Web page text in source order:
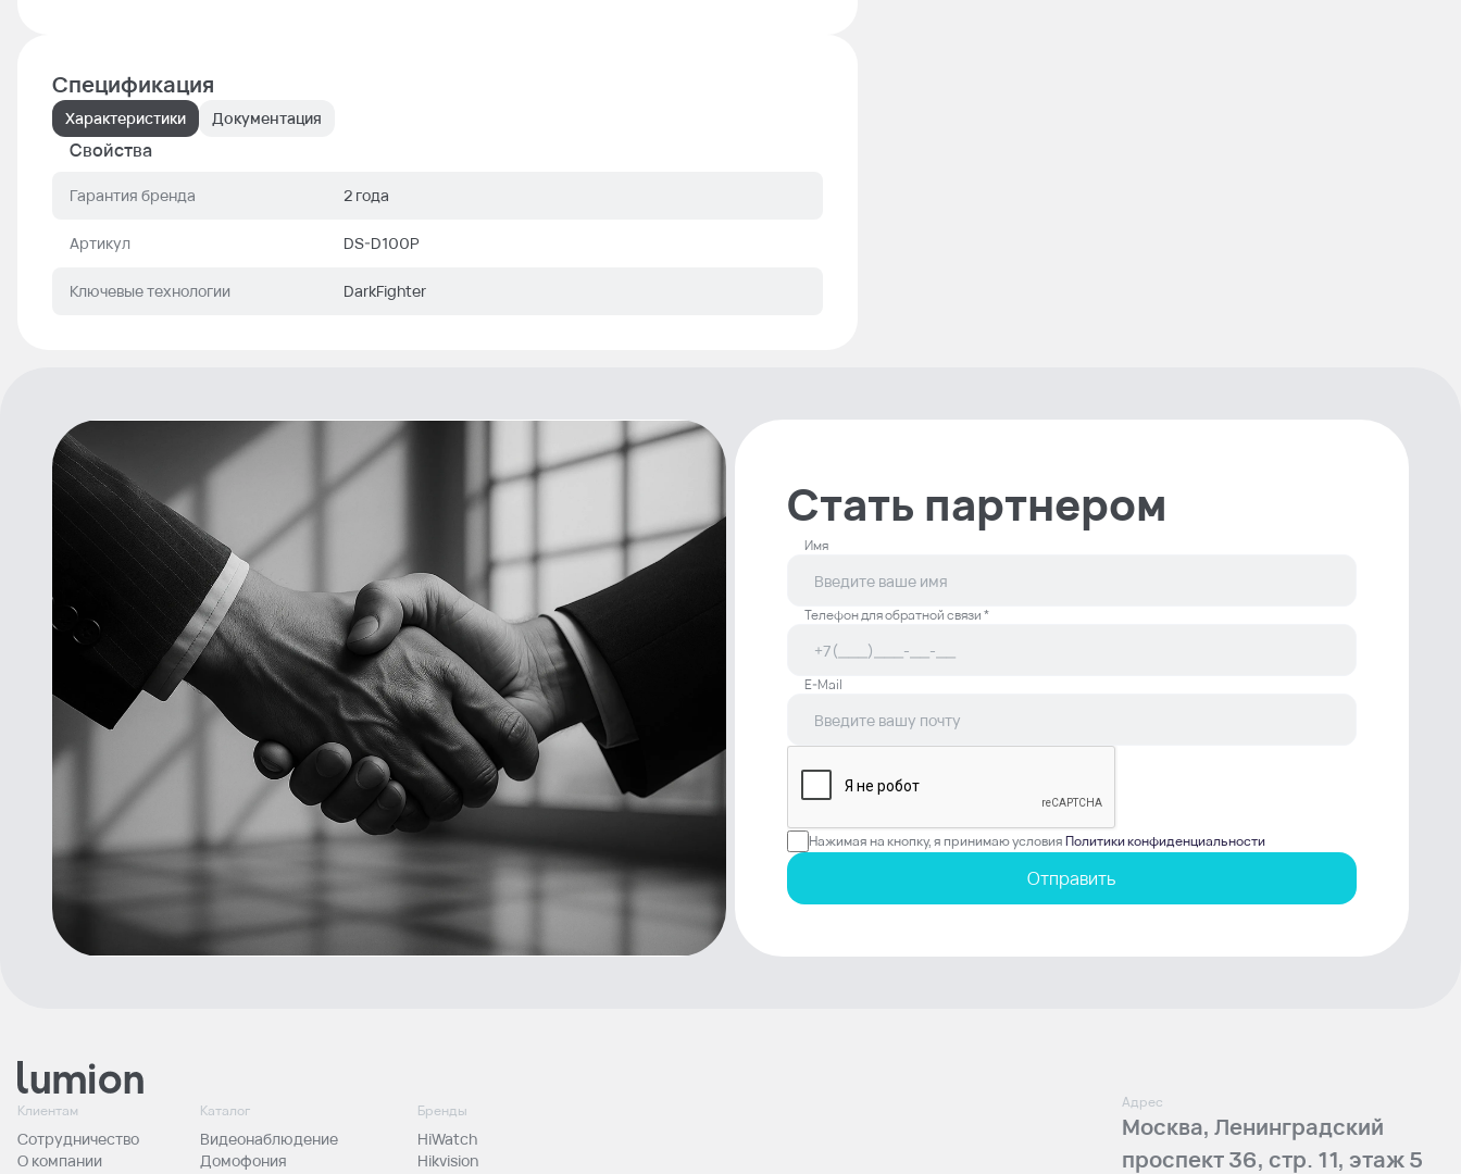
Спецификация
Характеристики Документация
Свойства
Гарантия бренда 2 года
Артикул DS-D100P
Ключевые технологии DarkFighter
Стать партнером
Имя
Телефон для обратной связи *
E-Mail
Нажимая на кнопку, я принимаю условияПолитики конфиденциальности
Отправить
Клиентам
Сотрудничество
О компании
Каталог
Видеонаблюдение
Домофония
Бренды
HiWatch
Hikvision
Адрес
Москва, Ленинградский
проспект 36, стр. 11, этаж 5